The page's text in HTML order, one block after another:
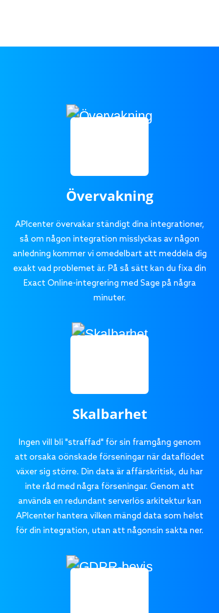
Övervakning
APIcenter övervakar ständigt dina integrationer,
så om någon integration misslyckas av någon
anledning kommer vi omedelbart att meddela dig
exakt vad problemet är. På så sätt kan du fixa din
Exact Online-integrering med Sage på några
minuter.
Skalbarhet
Ingen vill bli "straffad" för sin framgång genom
att orsaka oönskade förseningar när dataflödet
växer sig större. Din data är affärskritisk, du har
inte råd med några förseningar. Genom att
använda en redundant serverlös arkitektur kan
APIcenter hantera vilken mängd data som helst
för din integration, utan att någonsin sakta ner.